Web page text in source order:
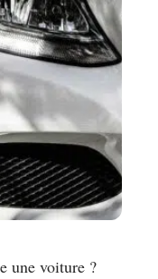
une voiture ?